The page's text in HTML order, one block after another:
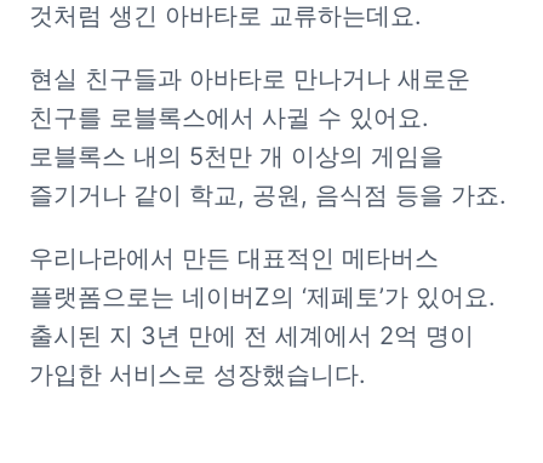
것처럼 생긴 아바타로 교류하는데요.
현실 친구들과 아바타로 만나거나 새로운
친구를 로블록스에서 사귈 수 있어요.
로블록스 내의 5천만 개 이상의 게임을
즐기거나 같이 학교, 공원, 음식점 등을 가죠.
우리나라에서 만든 대표적인 메타버스
플랫폼으로는 네이버Z의 ‘제페토’가 있어요.
출시된 지 3년 만에 전 세계에서 2억 명이
가입한 서비스로 성장했습니다.